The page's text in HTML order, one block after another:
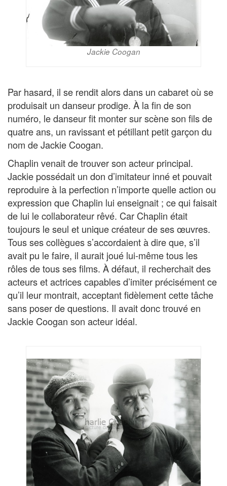
Jackie Coogan
Par hasard, il se rendit alors dans un cabaret où se
produisait un danseur prodige. À la fin de son
numéro, le danseur fit monter sur scène son fils de
quatre ans, un ravissant et pétillant petit garçon du
nom de Jackie Coogan.
Chaplin venait de trouver son acteur principal.
Jackie possédait un don d’imitateur inné et pouvait
reproduire à la perfection n’importe quelle action ou
expression que Chaplin lui enseignait ; ce qui faisait
de lui le collaborateur rêvé. Car Chaplin était
toujours le seul et unique créateur de ses œuvres.
Tous ses collègues s’accordaient à dire que, s’il
avait pu le faire, il aurait joué lui-même tous les
rôles de tous ses films. À défaut, il recherchait des
acteurs et actrices capables d’imiter précisément ce
qu’il leur montrait, acceptant fidèlement cette tâche
sans poser de questions. Il avait donc trouvé en
Jackie Coogan son acteur idéal.